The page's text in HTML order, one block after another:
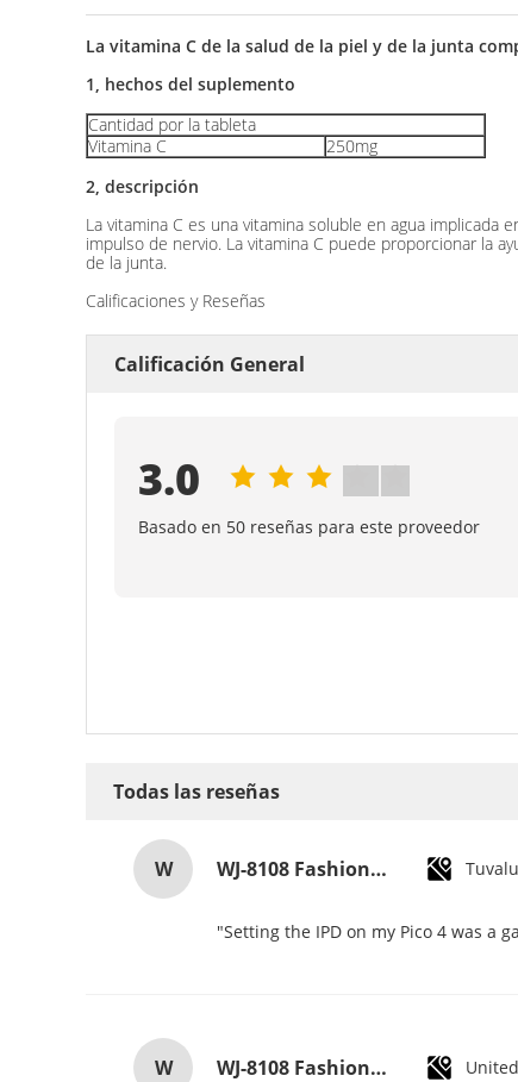
La vitamina C de la salud de la piel y de la junta
1, hechos del suplemento
Cantidad por la tableta
Vitamina C
250mg
2, descripción
La vitamina C es una vitamina soluble en agua
impulso de nervio. La vitamina C puede proporcionar la
de la junta.
Calificaciones y Reseñas
Calificación General
3.0
Basado en 50 reseñas para este proveedor
Todas las reseñas
W WJ-8108 Fashionable Simple Men's Watch Waterproof High-quality Quartz watch High-grade Small MOQ OEM watch Tuvalu
"Setting the IPD on my Pico 4 was a
W WJ-8108 Fashionable Simple Men's Watch Waterproof High-quality Quartz watch High-grade Small MOQ OEM watch